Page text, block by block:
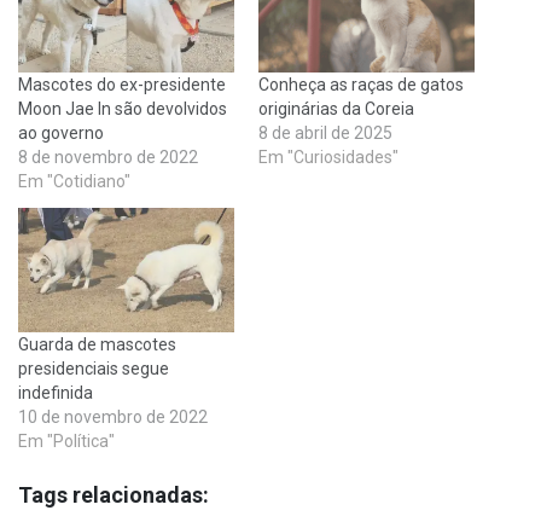
Mascotes do ex-presidente
Moon Jae In são devolvidos
ao governo
8 de novembro de 2022
Em "Cotidiano"
Conheça as raças de gatos
originárias da Coreia
8 de abril de 2025
Em "Curiosidades"
Guarda de mascotes
presidenciais segue
indefinida
10 de novembro de 2022
Em "Política"
Tags relacionadas: